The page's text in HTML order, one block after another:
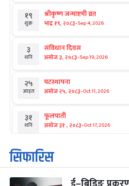
१९
शुक्र
श्रीकृष्ण जन्माष्टमी व्रत
भाद्र १९, २०८३-Sep 4, 2026
३
शनि
संविधान दिवस
असोज ३, २०८३-Sep 19, 2026
२५
आइत
घटस्थापना
असोज २५, २०८३-Oct 11, 2026
३१
शनि
फूलपाती
असोज ३१ , २०८३-Oct 17, 2026
१
आइत
कार्तिक सङ्क्रान्ति
कार्तिक १, २०८३
सिफारिस